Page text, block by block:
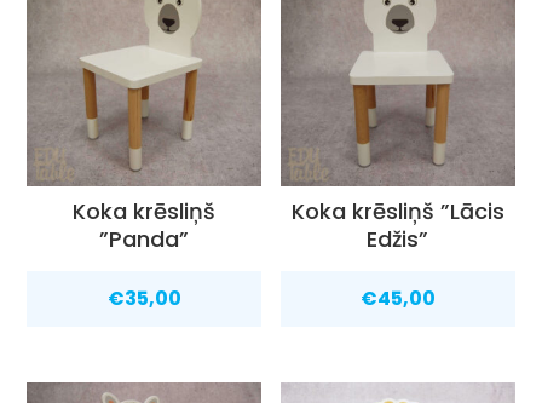
Koka krēsliņš
”Panda”
€35,00
Koka krēsliņš ”Lācis
Edžis”
€45,00